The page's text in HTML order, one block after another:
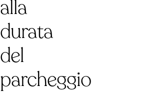
alla
durata
del
parcheggio